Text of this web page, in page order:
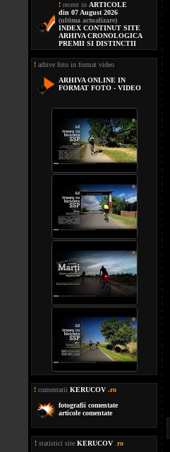
! recent in ARTICOLE
din 07 August 2026
(ultima actualizare)
INDEX CONTINUT SITE
ARHIVA CRONOLOGICA
PREMII SI DISTINCTII
! arhive foto in format video
ARHIVA ONLINE IN
FORMAT FOTO - VIDEO
! comentarii KERUCOV .ro
fotografii comentate
articole comentate
! statistici site KERUCOV ro